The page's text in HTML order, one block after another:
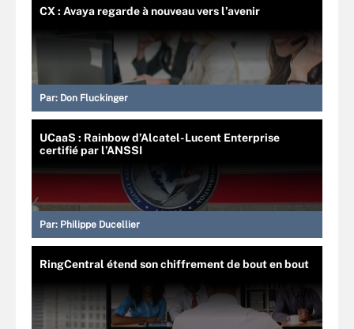
CX : Avaya regarde à nouveau vers l’avenir
Par: Don Fluckinger
UCaaS : Rainbow d’Alcatel-Lucent Enterprise
certifié par l’ANSSI
Par: Philippe Ducellier
RingCentral étend son chiffrement de bout en bout